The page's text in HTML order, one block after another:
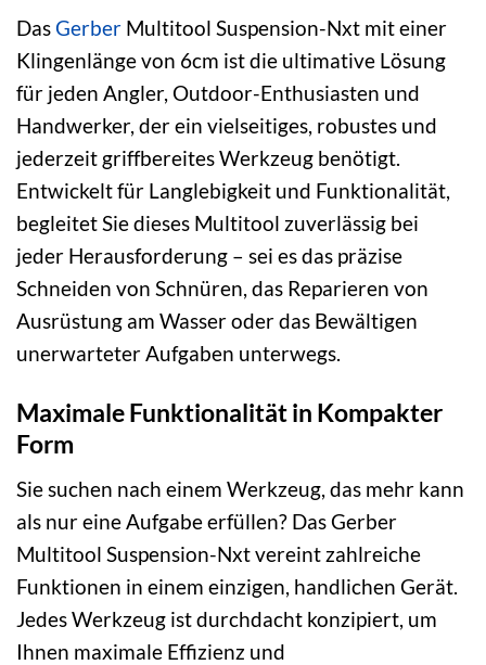
DasGerber Multitool Suspension-Nxt mit einer
Klingenlänge von 6cm ist die ultimative Lösung
für jeden Angler, Outdoor-Enthusiasten und
Handwerker, der ein vielseitiges, robustes und
jederzeit griffbereites Werkzeug benötigt.
Entwickelt für Langlebigkeit und Funktionalität,
begleitet Sie dieses Multitool zuverlässig bei
jeder Herausforderung – sei es das präzise
Schneiden von Schnüren, das Reparieren von
Ausrüstung am Wasser oder das Bewältigen
unerwarteter Aufgaben unterwegs.
Maximale Funktionalität in Kompakter
Form
Sie suchen nach einem Werkzeug, das mehr kann
als nur eine Aufgabe erfüllen? Das Gerber
Multitool Suspension-Nxt vereint zahlreiche
Funktionen in einem einzigen, handlichen Gerät.
Jedes Werkzeug ist durchdacht konzipiert, um
Ihnen maximale Effizienz und